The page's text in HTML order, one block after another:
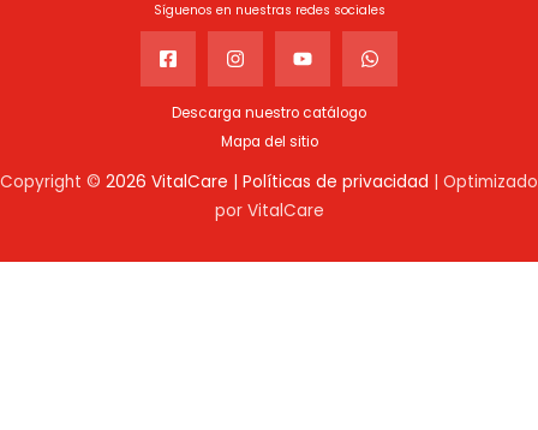
Síguenos en nuestras redes sociales
Descarga nuestro catálogo
Mapa del sitio
Copyright © 2026 VitalCare | Políticas de privacidad
| Optimizado
por VitalCare